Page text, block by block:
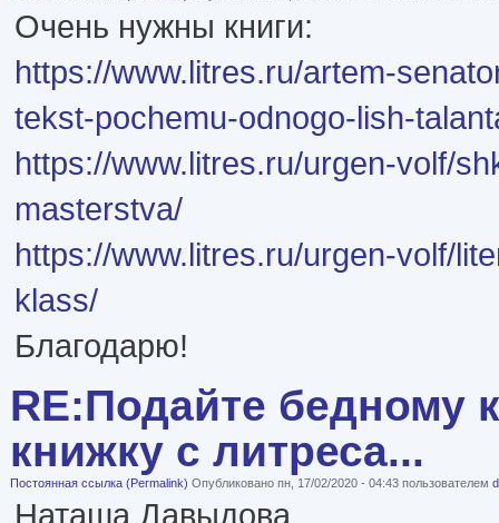
Очень нужны книги:
https://www.litres.ru/artem-
tekst-pochemu-odnogo-lish-
https://www.litres.ru/urgen-volf/
masterstva/
https://www.litres.ru/urgen-volf/
klass/
Благодарю!
RE:Подайте бедному
книжку с литреса...
Постоянная ссылка (Permalink) Опубликовано пн, 17/02/2020 - 04:43 пользователем
Наташа Давыдова